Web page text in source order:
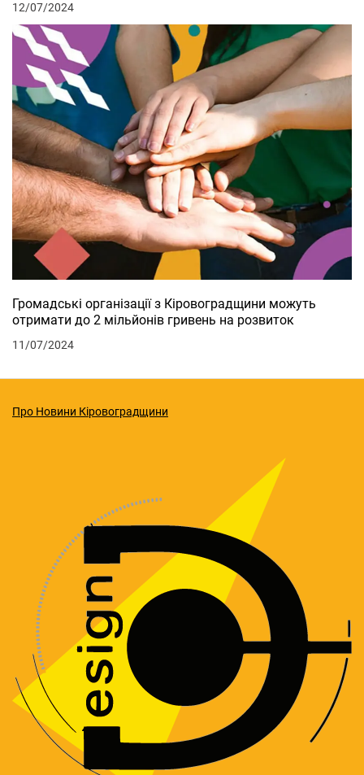
12/07/2024
Громадські організації з Кіровоградщини можуть
отримати до 2 мільйонів гривень на розвиток
11/07/2024
Про Новини Кіровоградщини